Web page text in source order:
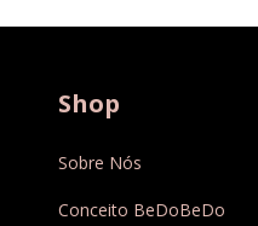
Shop
Sobre Nós
Conceito BeDoBeDo